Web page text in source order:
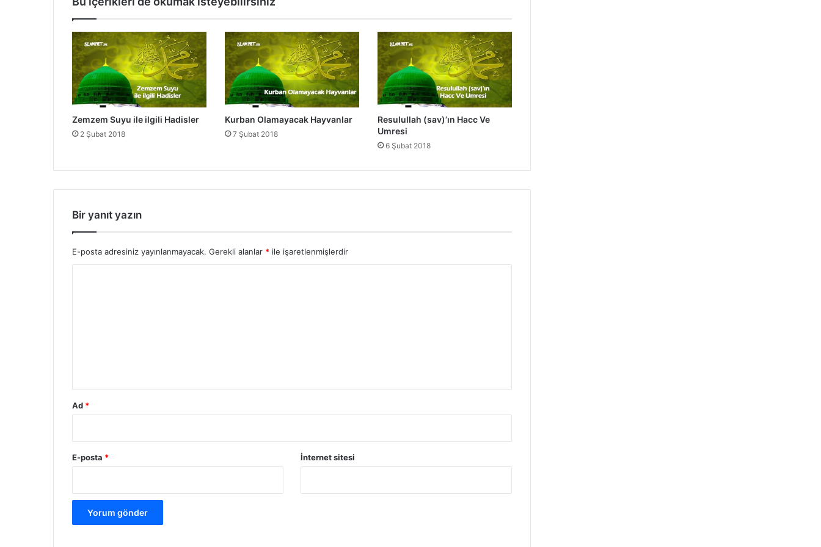
i
l
e
i
l
g
i
l
H
a
s
r
l
g
i
l
i
H
a
d
i
r
Zemzem Suyu ile ilgili Hadisler
2 Şubat 2018
Kurban Olamayacak Hayvanlar
7 Şubat 2018
Resulullah (sav)’ın Hacc Ve
Umresi
6 Şubat 2018
Bir yanıt yazın
E-posta adresiniz yayınlanmayacak. Gerekli alanlar * ile işaretlenmişlerdir
Ad *
E-posta * İnternet sitesi